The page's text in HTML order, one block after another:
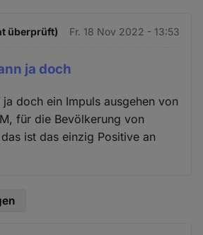
überprüft) Fr. 18 Nov 2022 - 13:53
ja doch
doch ein Impuls ausgehen von
für die Bevölkerung von
ist das einzig Positive an